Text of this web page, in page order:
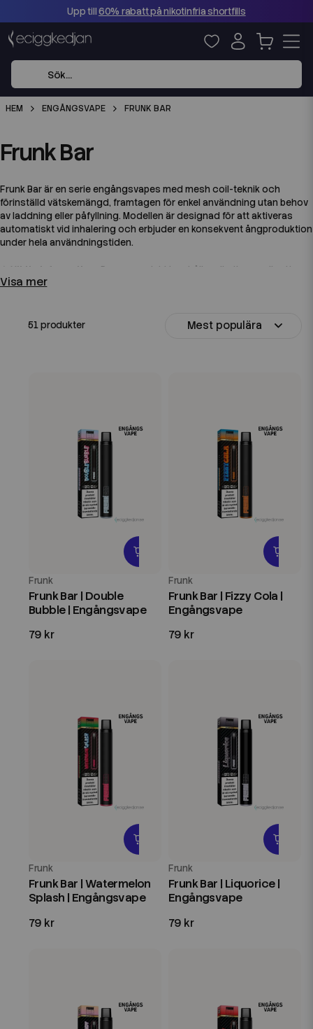
Upp till60% rabatt på nikotinfria shortfills
HEM ENGÅNGSVAPE FRUNK BAR
Frunk Bar
Frunk Bar är en serie engångsvapes med mesh coil-teknik och
förinställd vätskemängd, framtagen för enkel användning utan behov
av laddning eller påfyllning. Modellen är designad för att aktiveras
automatiskt vid inhalering och erbjuder en konsekvent ångproduktion
under hela användningstiden.
⚠️ Viktig information: Denna produkt innehåller nikotin som är ett
mycket beroendeframkallande ämne. Endast för vuxna.
Visa mer
51 produkter Mest populära
Frunk
Frunk Bar | Double
Bubble | Engångsvape
79 kr
Frunk
Frunk Bar | Fizzy Cola |
Engångsvape
79 kr
Frunk
Frunk Bar | Watermelon
Splash | Engångsvape
79 kr
Frunk
Frunk Bar | Liquorice |
Engångsvape
79 kr